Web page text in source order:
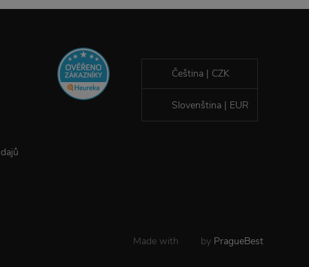
Čeština | CZK
Slovenština | EUR
Made with by PragueBest